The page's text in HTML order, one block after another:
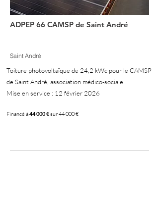
ADPEP 66 CAMSP de Saint André
Saint André
Toiture photovoltaïque de 24,2 kWc pour le CAMSP
de Saint André, association médico-sociale
Mise en service : 12 février 2026
Financé à44 000 €sur 44 000 €